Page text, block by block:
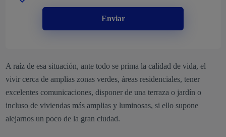
Enviar
A raíz de esa situación, ante todo se prima la calidad de vida, el
vivir cerca de amplias zonas verdes, áreas residenciales, tener
excelentes comunicaciones, disponer de una terraza o jardín o
incluso de viviendas más amplias y luminosas, si ello supone
alejarnos un poco de la gran ciudad.